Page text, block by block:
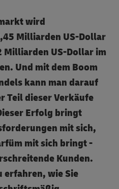
wird
Milliarden US-Dollar
Milliarden US-Dollar im
Und mit dem Boom
kann man darauf
Teil dieser Verkäufe
Erfolg bringt
mit sich,
mit sich bringt -
Kunden.
erfahren, wie Sie